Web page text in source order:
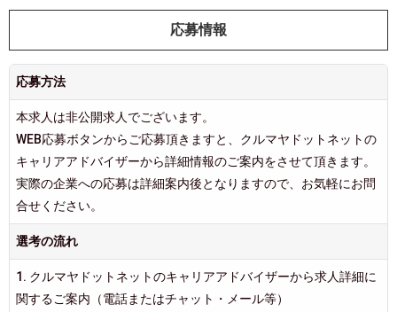
応募情報
応募方法
本求人は非公開求人でございます。
WEB応募ボタンからご応募頂きますと、クルマヤドットネットの
キャリアアドバイザーから詳細情報のご案内をさせて頂きます。
実際の企業への応募は詳細案内後となりますので、お気軽にお問
合せください。
選考の流れ
1. クルマヤドットネットのキャリアアドバイザーから求人詳細に
関するご案内（電話またはチャット・メール等）